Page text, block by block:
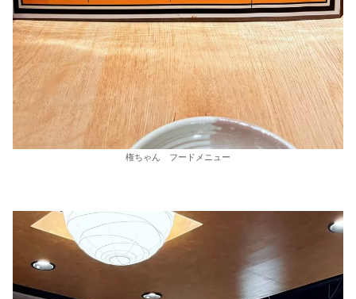
権ちゃん フードメニュー